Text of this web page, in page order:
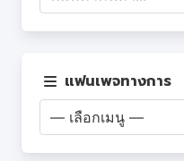
Q&A
แฟนเพจทางการ